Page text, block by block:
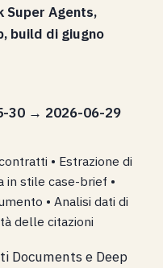
Super Agents,
build di giugno
30 → 2026-06-29
• Estrazione di
in stile case-brief •
• Analisi dati di
delle citazioni
Documents e Deep